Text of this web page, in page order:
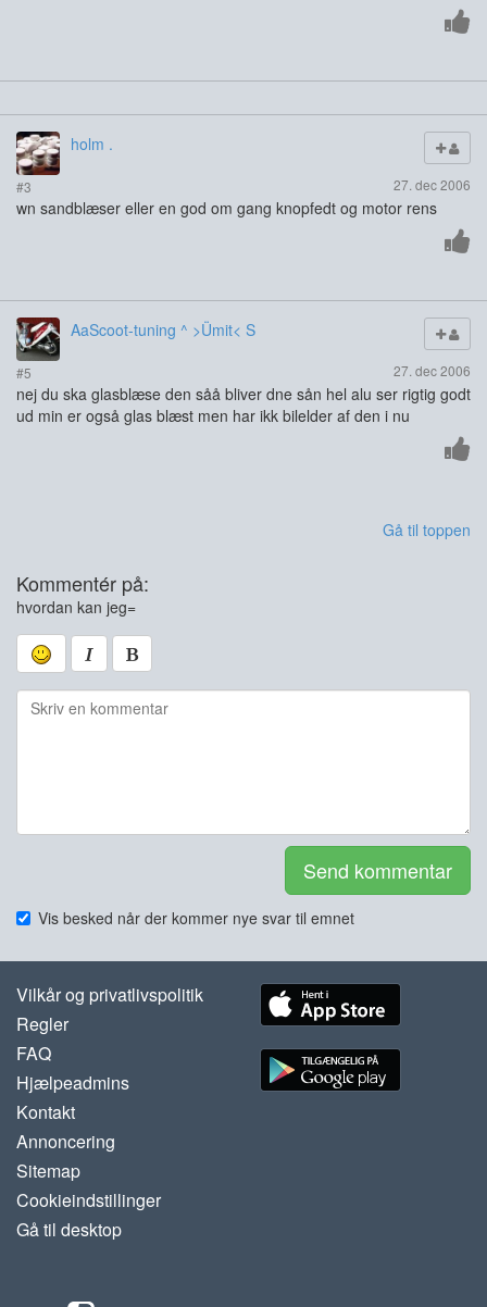
holm .
#3 27. dec 2006
wn sandblæser eller en god om gang knopfedt og motor rens
AaScoot-tuning ^ >Ümit< S
#5 27. dec 2006
nej du ska glasblæse den såå bliver dne sån hel alu ser rigtig godt
ud min er også glas blæst men har ikk bilelder af den i nu
Gå til toppen
Kommentér på:
hvordan kan jeg=
Send kommentar
Vis besked når der kommer nye svar til emnet
Vilkår og privatlivspolitik
Regler
FAQ
Hjælpeadmins
Kontakt
Annoncering
Sitemap
Cookieindstillinger
Gå til desktop